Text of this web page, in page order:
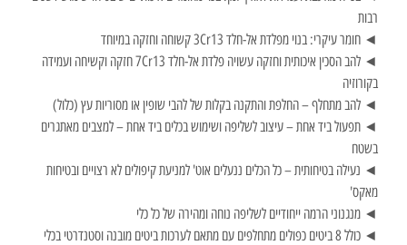
רבות
◄ חומר עיקרי: בנוי מפלדת אל-חלד 3Cr13 קשוחה וחזקה במיוחד
◄ להב הסכין איכותית וחזקה עשויה פלדת אל-חלד 7Cr13 חזקה וקשיחה ועמידה
בקורוזיה
◄ להב מתחלף – החלפת והתקנה בקלות של להבי שופין או מסוריות עץ (כלול)
◄ תפעול ביד אחת – עיצוב לשליפה ושימוש בכלים ביד אחת – למצבים מאתגרים
בשטח
◄ נעילה בטיחותית – כל הכלים ננעלים אוט' למניעת קיפולים לא רצויים ובטיחות
מאקס'
◄ מנגנוני הרמה ייחודיים לשליפה נוחה ומהירה של כל כלי
◄ כולל 8 ביטים כפולים מתחלפים עם מתאם לערכות ביטים מובנה וסטנדרטי בכלי